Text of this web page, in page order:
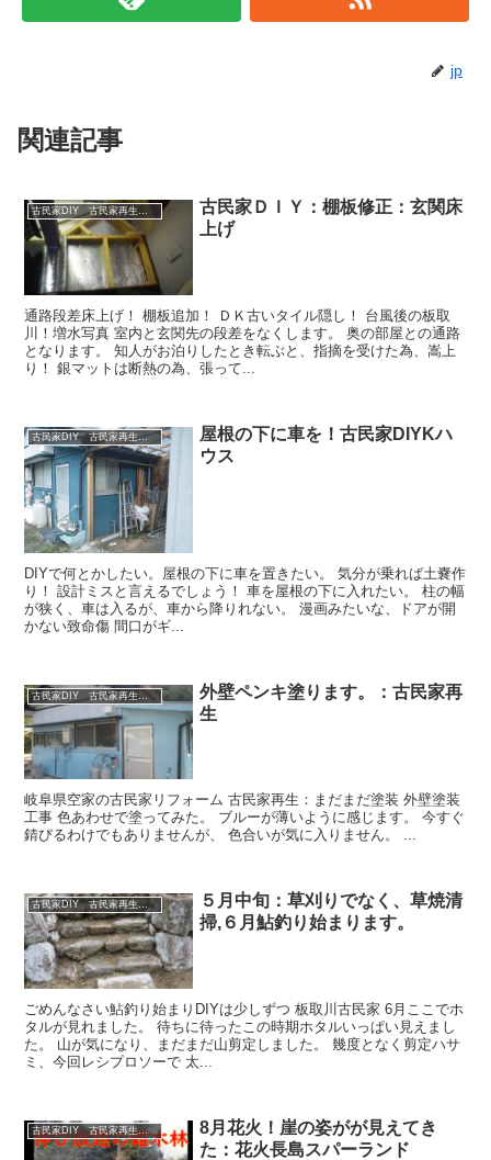
jp
関連記事
古民家ＤＩＹ：棚板修正：玄関床
上げ
通路段差床上げ！ 棚板追加！ ＤＫ古いタイル隠し！ 台風後の板取
川！増水写真 室内と玄関先の段差をなくします。 奥の部屋との通路
となります。 知人がお泊りしたとき転ぶと、指摘を受けた為、嵩上
り！ 銀マットは断熱の為、張って...
古民家DIY 古民家再生 別荘 リフォーム 小屋 薪ストーブ
屋根の下に車を！古民家DIYKハ
ウス
DIYで何とかしたい。屋根の下に車を置きたい。 気分が乗れば土嚢作
り！ 設計ミスと言えるでしょう！ 車を屋根の下に入れたい。 柱の幅
が狭く、車は入るが、車から降りれない。 漫画みたいな、ドアが開
かない致命傷 間口がギ...
古民家DIY 古民家再生 別荘 リフォーム 小屋 薪ストーブ
外壁ペンキ塗ります。：古民家再
生
岐阜県空家の古民家リフォーム 古民家再生：まだまだ塗装 外壁塗装
工事 色あわせで塗ってみた。 ブルーが薄いように感じます。 今すぐ
錆びるわけでもありませんが、 色合いが気に入りません。 ...
古民家DIY 古民家再生 別荘 リフォーム 小屋 薪ストーブ
５月中旬：草刈りでなく、草焼清
掃,６月鮎釣り始まります。
ごめんなさい鮎釣り始まりDIYは少しずつ 板取川古民家 6月ここでホ
タルが見れました。 待ちに待ったこの時期ホタルいっぱい見えまし
た。 山が気になり、まだまだ山剪定しました。 幾度となく剪定ハサ
ミ、今回レシプロソーで 太...
古民家DIY 古民家再生 別荘 リフォーム 小屋 薪ストーブ
8月花火！崖の姿がが見えてき
た：花火長島スパーランド